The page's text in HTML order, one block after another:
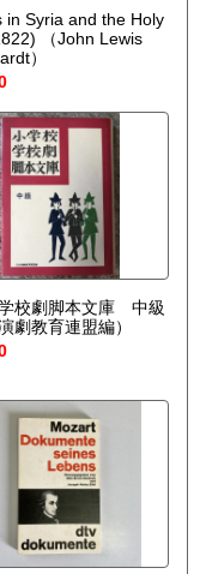
in Syria and the Holy
（John Lewis
）
校劇脚本文庫 中級
劇教育連盟編）